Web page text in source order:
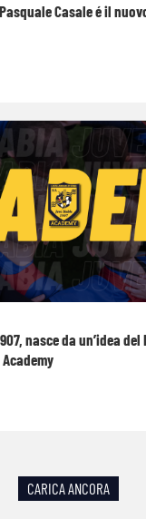
Casale é il
nasce da un’idea
CARICA ANCORA